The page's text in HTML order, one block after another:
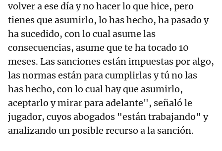
volver a ese día y no hacer lo que hice, pero
tienes que asumirlo, lo has hecho, ha pasado y
ha sucedido, con lo cual asume las
consecuencias, asume que te ha tocado 10
meses. Las sanciones están impuestas por algo,
las normas están para cumplirlas y tú no las
has hecho, con lo cual hay que asumirlo,
aceptarlo y mirar para adelante", señaló le
jugador, cuyos abogados "están trabajando" y
analizando un posible recurso a la sanción.